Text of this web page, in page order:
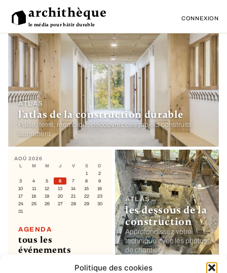
Politique des cookies
archithèque
le média pour bâtir durable
CONNEXION
ATLAS
l'atlas de la construction durable
Paille, terre, réemploi… découvrez ces projets construits
autrement
ATLAS
les dessous de la
construction
Approfondissez votre
technique avec les photos
de chantier
AOÛ 2026
L M M J V S
D
1
2
3
4 5 6 7 8
9
10
11 12 13 14 15
16
17
18 19 20 21 22
23
24
25 26 27 28 29
30
31
AGENDA
tous les
événements